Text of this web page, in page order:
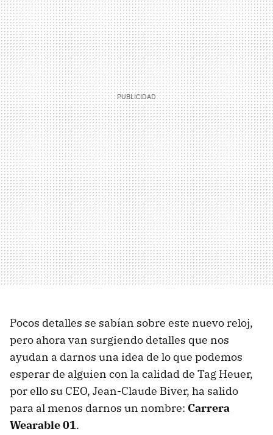
Pocos detalles se sabían sobre este nuevo reloj,
pero ahora van surgiendo detalles que nos
ayudan a darnos una idea de lo que podemos
esperar de alguien con la calidad de Tag Heuer,
por ello su CEO, Jean-Claude Biver, ha salido
para al menos darnos un nombre: Carrera
Wearable 01.